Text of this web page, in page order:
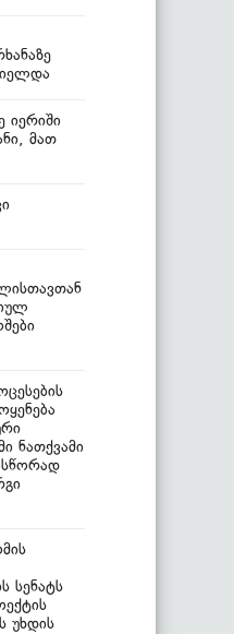
იერიში
მათ
ნათქვამი
სენატს
უხდის